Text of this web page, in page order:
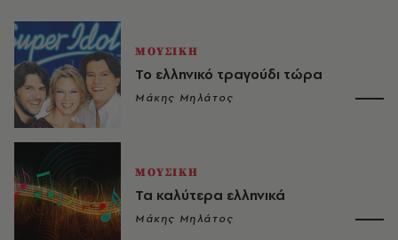
ΜΟΥΣΙΚΗ
Το ελληνικό τραγούδι τώρα
Μάκης Μηλάτος
ΜΟΥΣΙΚΗ
Τα καλύτερα ελληνικά
Μάκης Μηλάτος